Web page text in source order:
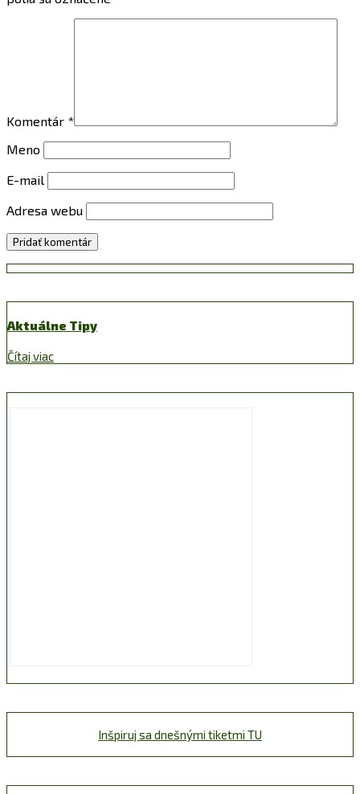
Komentár *
Meno
E-mail
Adresa webu
Aktuálne Tipy
Čítaj viac
Inšpiruj sa dnešnými tiketmi TU